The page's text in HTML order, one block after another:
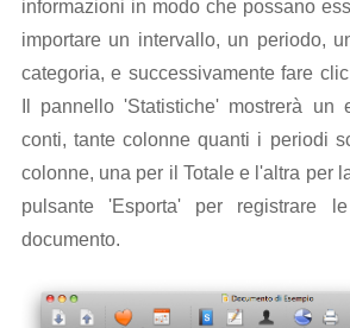
informazioni in modo che possano
importare un intervallo, un periodo,
categoria, e successivamente fare
Il pannello 'Statistiche' mostrerà un
conti, tante colonne quanti i periodi
colonne, una per il Totale e l'altra per
pulsante 'Esporta' per registrare
documento.